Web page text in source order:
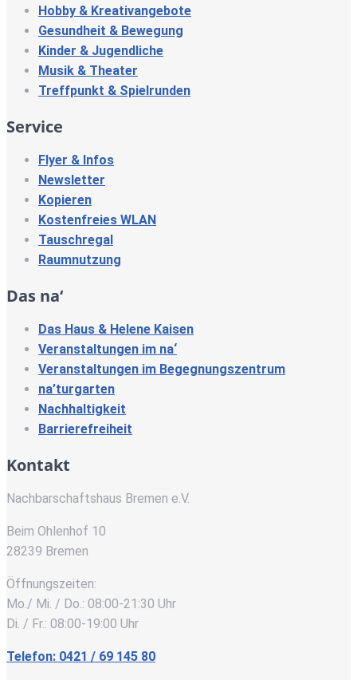
Hobby & Kreativangebote
Gesundheit & Bewegung
Kinder & Jugendliche
Musik & Theater
Treffpunkt & Spielrunden
Service
Flyer & Infos
Newsletter
Kopieren
Kostenfreies WLAN
Tauschregal
Raumnutzung
Das na‘
Das Haus & Helene Kaisen
Veranstaltungen im na‘
Veranstaltungen im Begegnungszentrum
na’turgarten
Nachhaltigkeit
Barrierefreiheit
Kontakt
Nachbarschaftshaus Bremen e.V.
Beim Ohlenhof 10
28239 Bremen
Öffnungszeiten:
Mo./ Mi. / Do.: 08:00-21:30 Uhr
Di. / Fr.: 08:00-19:00 Uhr
Telefon: 0421 / 69 145 80